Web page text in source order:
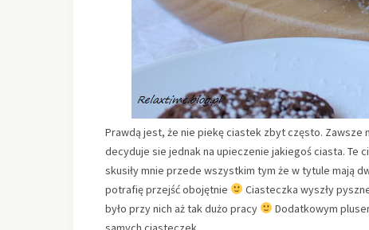
Prawdą jest, że nie piekę ciastek zbyt często.
decyduje sie jednak na upieczenie jakiegoś ciasta. Te
skusiły mnie przede wszystkim tym że w tytule mają
potrafię przejść obojętnie
Ciasteczka wyszły
było przy nich aż tak dużo pracy
Dodatkowym